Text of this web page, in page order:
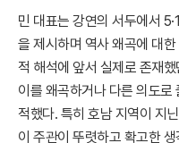
민 대표는 강연의 서두에서
을 제시하며 역사 왜곡에 대
적 해석에 앞서 실제로 존재
이를 왜곡하거나 다른 의도로
적했다. 특히 호남 지역이 지
이 주관이 뚜렷하고 확고한